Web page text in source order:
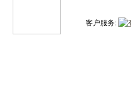
客户服务: